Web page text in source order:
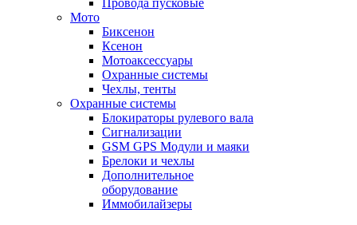
Мото
Биксенон
Ксенон
Мотоаксессуары
Охранные системы
Чехлы, тенты
Охранные системы
Блокираторы рулевого вала
Сигнализации
GSM GPS Модули и маяки
Брелоки и чехлы
Дополнительное
оборудование
Иммобилайзеры